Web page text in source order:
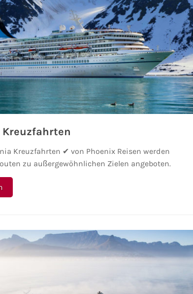
Kreuzfahrten ✔ von Phoenix Reisen werden
zu außergewöhnlichen Zielen angeboten.